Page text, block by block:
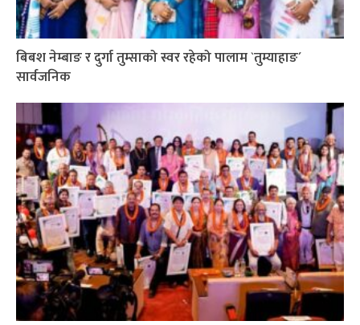
बिबश नेम्बाङ र दुर्गा तुम्साको स्वर रहेको पालाम `तुम्याहाङ´
सार्वजनिक